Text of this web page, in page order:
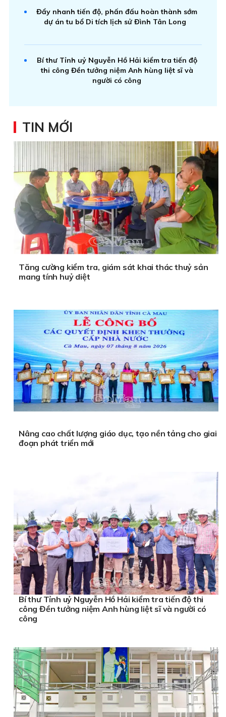
Đẩy nhanh tiến độ, phấn đấu hoàn thành sớm
dự án tu bổ Di tích lịch sử Đình Tân Long
Bí thư Tỉnh uỷ Nguyễn Hồ Hải kiểm tra tiến độ
thi công Đền tưởng niệm Anh hùng liệt sĩ và
người có công
TIN MỚI
Tăng cường kiểm tra, giám sát khai thác thuỷ sản
mang tính huỷ diệt
Nâng cao chất lượng giáo dục, tạo nền tảng cho giai
đoạn phát triển mới
Bí thư Tỉnh uỷ Nguyễn Hồ Hải kiểm tra tiến độ thi
công Đền tưởng niệm Anh hùng liệt sĩ và người có
công